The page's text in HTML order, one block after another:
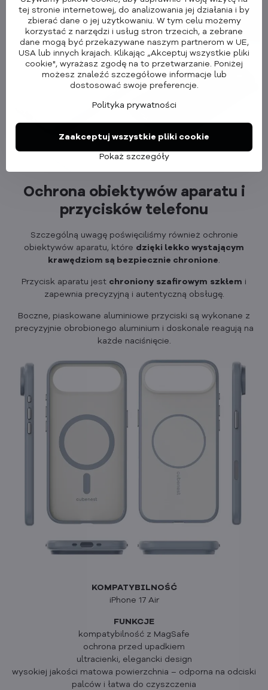
Ochrona obiektywów aparatu i
przycisków telefonu
Szczególną uwagę poświęciliśmy również ochronie
obiektywów aparatu, które dzięki lekko wystającym
krawędziom są bezpiecznie chronione.
Przycisk aparatu jest chroniony szafirowym szkłem i
zapewnia precyzyjną i autentyczną obsługę.
Boczne, piaskowane aluminiowe przyciski są wykonane z
precyzyjnie obrobionego aluminium i doskonale reagują na
każde naciśnięcie.
KOMPATYBILNOŚĆ
iPhone 17 Air
FUNKCJE
kompatybilność z MagSafe
ochrona przed upadkiem
ultracienki, elegancki design
wysokiej jakości matowa powierzchnia – odporna na odciski
palców i łatwa do czyszczenia
tej stronie internetowej, do analizowania jej działania i by
zbierać dane o jej użytkowaniu. W tym celu możemy
korzystać z narzędzi i usług stron trzecich, a zebrane
dane mogą być przekazywane naszym partnerom w UE,
USA lub innych krajach. Klikając „Akceptuj wszystkie pliki
cookie", wyrażasz zgodę na to przetwarzanie. Poniżej
możesz znaleźć szczegółowe informacje lub
dostosować swoje preferencje.
Polityka prywatności
Pokaż szczegóły
Zaakceptuj wszystkie pliki cookie